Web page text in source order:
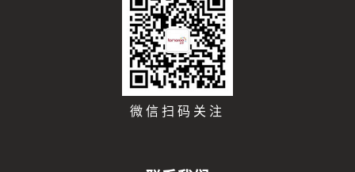
微信扫码关注